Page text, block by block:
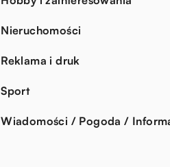
Nieruchomości
Reklama i druk
Sport
Wiadomości / Pogoda /